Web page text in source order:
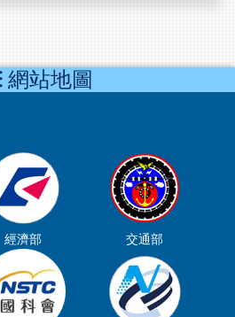
網站地圖
經濟部 交通部